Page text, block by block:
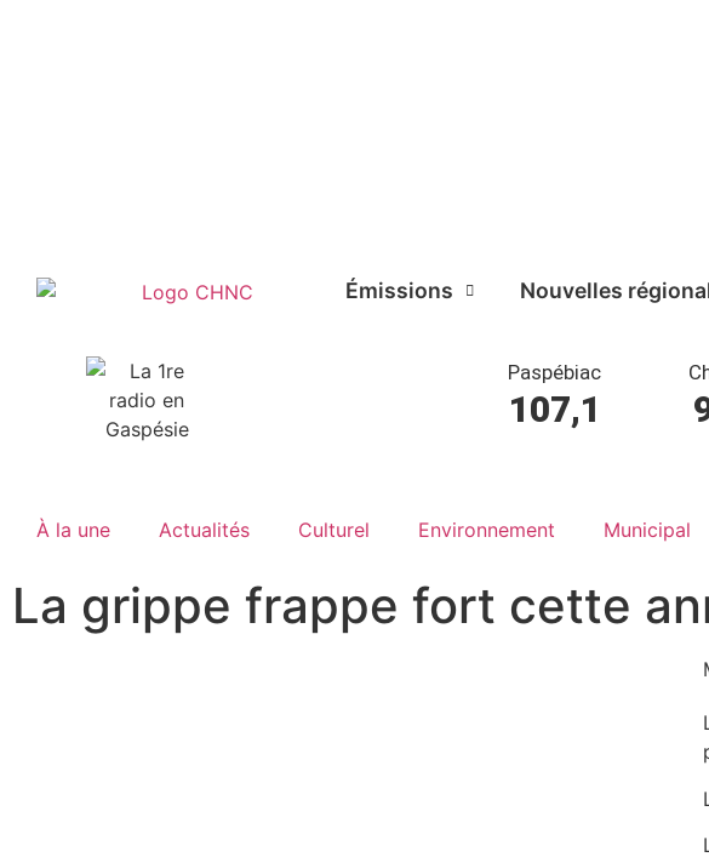
Émissions Nouvelles
Paspébiac
107,1
À la une Actualités Culturel Environnement Municipal
La grippe frappe fort cette